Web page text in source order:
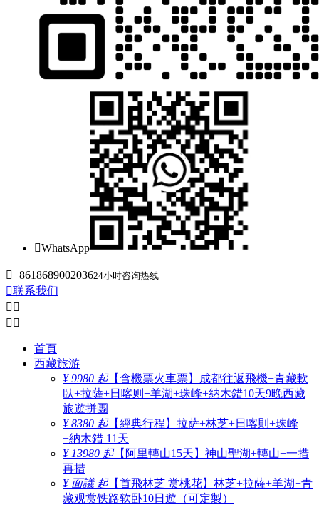
WhatsApp
+861868900203624小时咨询热线
联系我们
 
 
首頁
西藏旅游
¥ 9980 起【含機票火車票】成都往返飛機+青藏軟
臥+拉薩+日喀则+羊湖+珠峰+納木錯10天9晚西藏
旅遊拼團
¥ 8380 起【經典行程】拉萨+林芝+日喀則+珠峰
+納木錯 11天
¥ 13980 起【阿里轉山15天】神山聖湖+轉山+一措
再措
¥ 面議 起【首飛林芝 赏桃花】林芝+拉薩+羊湖+青
藏观赏铁路软卧10日遊（可定製）